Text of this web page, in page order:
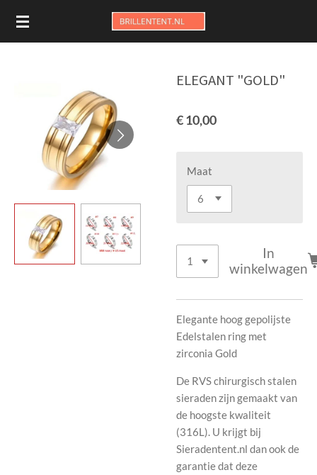
Ga
direct
ELEGANT "GOLD"
€ 10,00
Maat
In
winkelwagen
Elegante hoog gepolijste
Edelstalen ring met
zirconia Gold
De RVS chirurgisch stalen
sieraden zijn gemaakt van
de hoogste kwaliteit
(316L). U krijgt bij
Sieradentent.nl dan ook de
garantie dat deze